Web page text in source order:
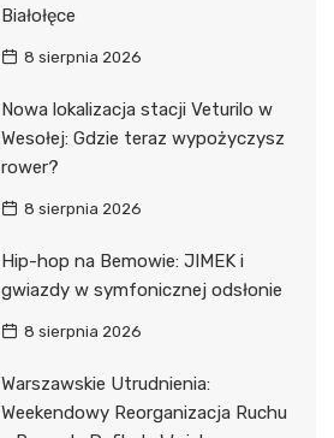
Białołęce
8 sierpnia 2026
Nowa lokalizacja stacji Veturilo w
Wesołej: Gdzie teraz wypożyczysz
rower?
8 sierpnia 2026
Hip-hop na Bemowie: JIMEK i
gwiazdy w symfonicznej odsłonie
8 sierpnia 2026
Warszawskie Utrudnienia:
Weekendowy Reorganizacja Ruchu